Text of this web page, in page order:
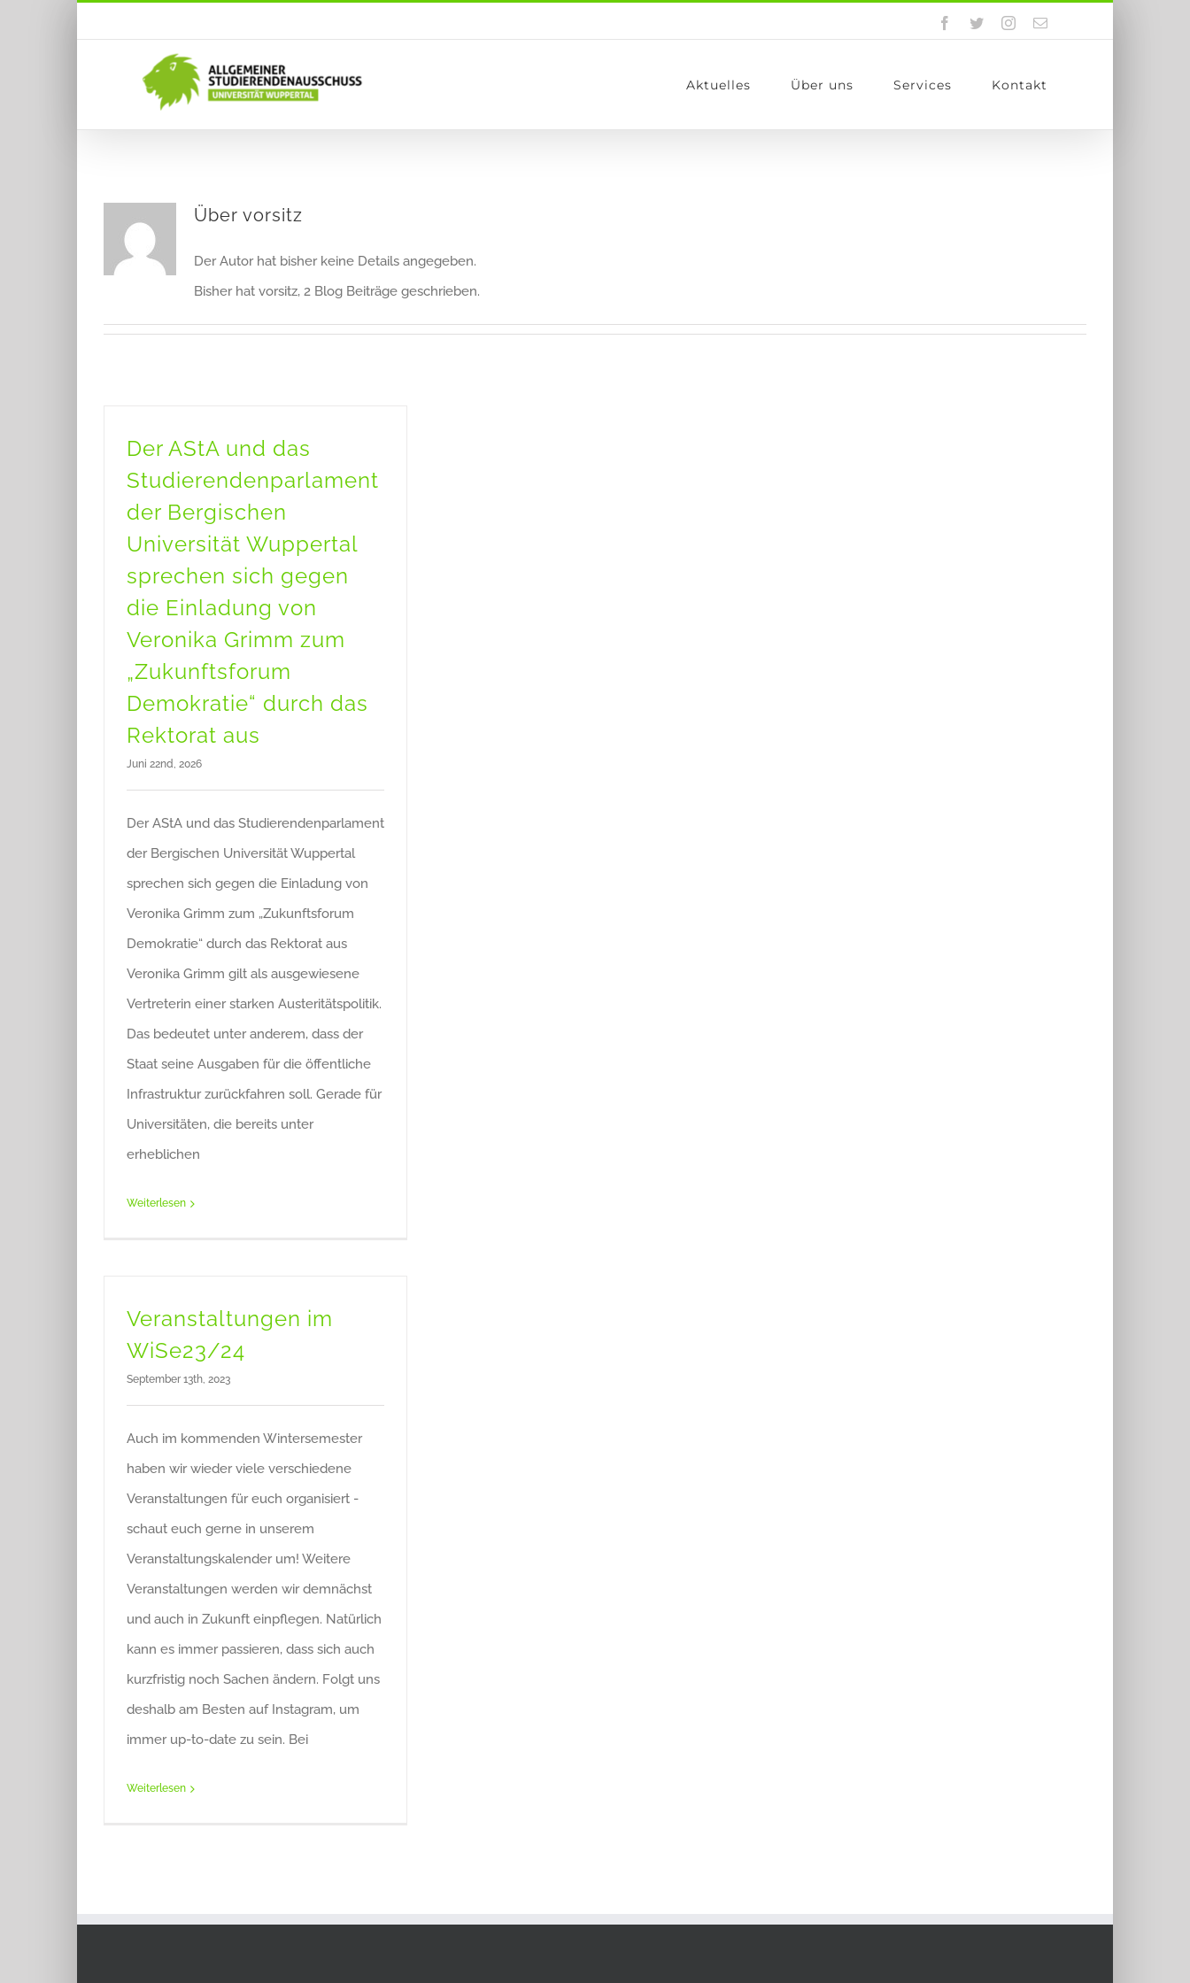
Facebook
TwitterInstagram
E-
Mail
Aktuelles Über uns Services Kontakt
Über vorsitz
Der Autor hat bisher keine Details angegeben.
Bisher hat vorsitz, 2 Blog Beiträge geschrieben.
Der AStA und das
Studierendenparlament
der Bergischen
Universität Wuppertal
sprechen sich gegen
die Einladung von
Veronika Grimm zum
„Zukunftsforum
Demokratie“ durch das
Rektorat aus
Juni 22nd, 2026
Der AStA und das Studierendenparlament
der Bergischen Universität Wuppertal
sprechen sich gegen die Einladung von
Veronika Grimm zum „Zukunftsforum
Demokratie“ durch das Rektorat aus
Veronika Grimm gilt als ausgewiesene
Vertreterin einer starken Austeritätspolitik.
Das bedeutet unter anderem, dass der
Staat seine Ausgaben für die öffentliche
Infrastruktur zurückfahren soll. Gerade für
Universitäten, die bereits unter
erheblichen
Weiterlesen
Veranstaltungen im
WiSe23/24
September 13th, 2023
Auch im kommenden Wintersemester
haben wir wieder viele verschiedene
Veranstaltungen für euch organisiert -
schaut euch gerne in unserem
Veranstaltungskalender um! Weitere
Veranstaltungen werden wir demnächst
und auch in Zukunft einpflegen. Natürlich
kann es immer passieren, dass sich auch
kurzfristig noch Sachen ändern. Folgt uns
deshalb am Besten auf Instagram, um
immer up-to-date zu sein. Bei
Weiterlesen